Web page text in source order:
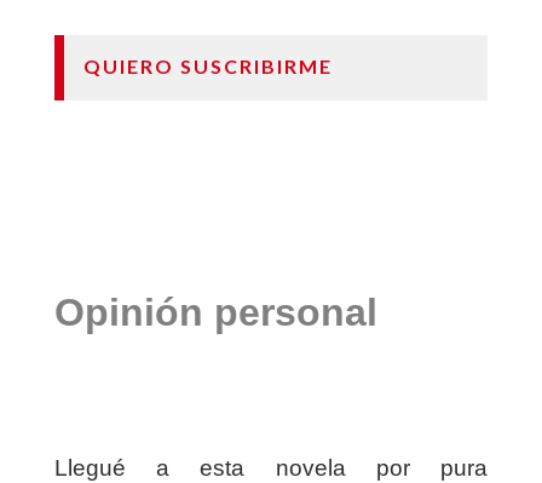
QUIERO SUSCRIBIRME
Opinión personal
Llegué a esta novela por pura